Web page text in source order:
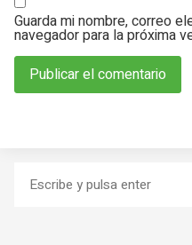
Guarda mi nombre, correo
navegador para la próxima